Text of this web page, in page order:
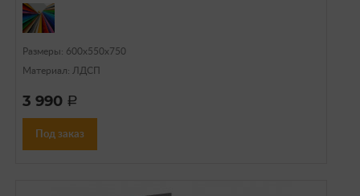
Размеры: 600x550x750
Материал: ЛДСП
3 990 a
Под заказ